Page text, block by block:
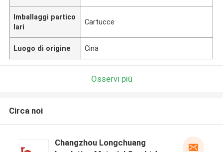
Imballaggi partico
lari
Cartucce
Luogo di origine Cina
Osservi più
Circa noi
Changzhou Longchuang